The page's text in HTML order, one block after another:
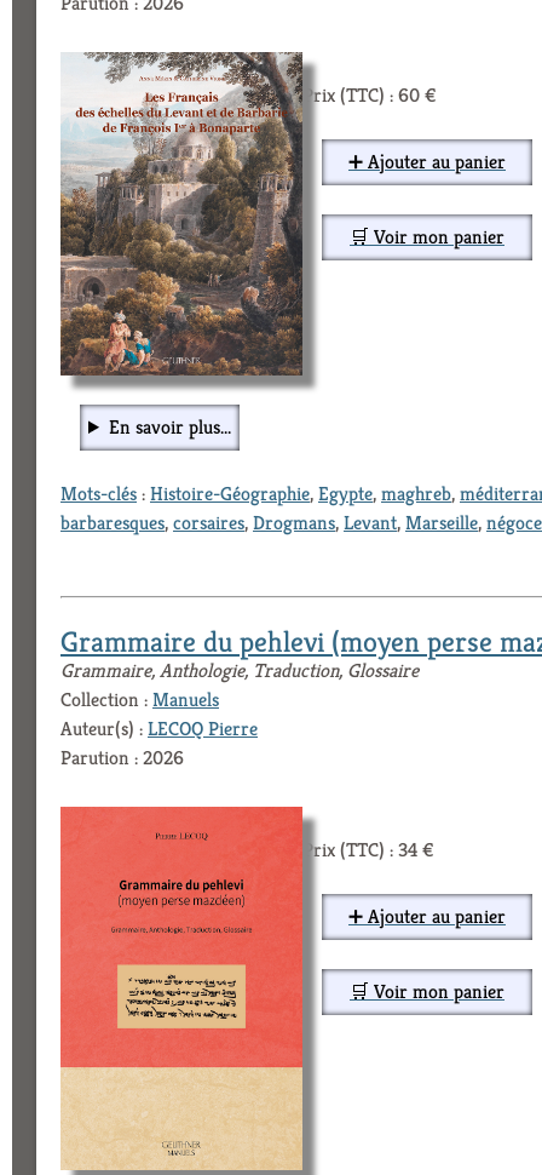
Prix (TTC) : 60 €
➕ Ajouter au panier
🛒 Voir mon panier
En savoir plus...
Mots-clés:Histoire-Géographie,Egypte,maghreb,
barbaresques,corsaires,Drogmans,Levant,Marseille,négoce
Grammaire du pehlevi (moyen perse
Grammaire, Anthologie, Traduction, Glossaire
Collection :Manuels
Auteur(s) :LECOQ Pierre
Parution : 2026
Prix (TTC) : 34 €
➕ Ajouter au panier
🛒 Voir mon panier